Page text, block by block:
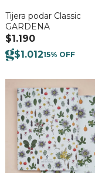
Tijera podar Classic
GARDENA
$1.190
$1.01215% OFF